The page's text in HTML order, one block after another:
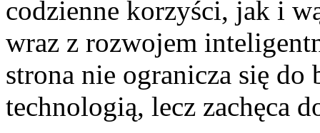
codzienne korzyści, jak i
wraz z rozwojem
strona nie ogranicza się
technologią, lecz zachęca